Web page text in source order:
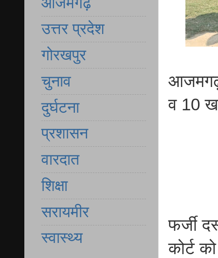
आजमगढ़
व 10
फर्जी
कोर्ट
उत्तर प्रदेश
गोरखपुर
चुनाव
दुर्घटना
प्रशासन
वारदात
शिक्षा
सरायमीर
स्वास्थ्य